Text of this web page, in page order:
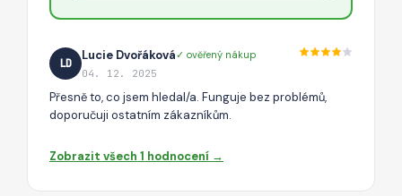
LD
Lucie Dvořáková✓ ověřený nákup
04. 12. 2025
Přesně to, co jsem hledal/a. Funguje bez problémů,
doporučuji ostatním zákazníkům.
Zobrazit všech 1 hodnocení →